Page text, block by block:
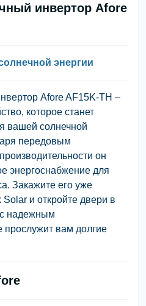
инвертор Afore
энергии
Afore AF15K-TH –
которое станет
вашей солнечной
передовым
он
энергоснабжение для
Закажите его уже
и откройте двери в
с надежным
прослужит вам долгие